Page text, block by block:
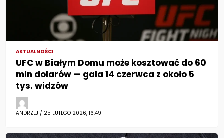
AKTUALNOŚCI
UFC w Białym Domu może kosztować do 60
mln dolarów — gala 14 czerwca z około 5
tys. widzów
ANDRZEJ / 25 LUTEGO 2026, 16:49